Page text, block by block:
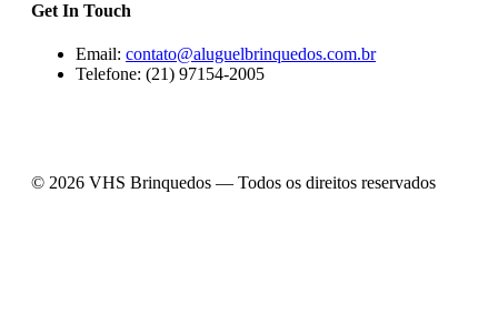
Get In Touch
Email: contato@aluguelbrinquedos.com.br
Telefone: (21) 97154-2005
© 2026 VHS Brinquedos — Todos os direitos reservados